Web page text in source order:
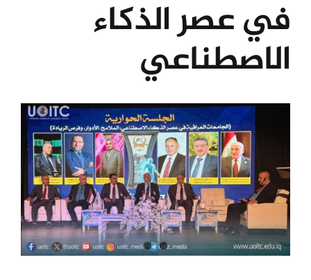
الخدمات
اتصل بنا
في عصر الذكاء
الاصطناعي